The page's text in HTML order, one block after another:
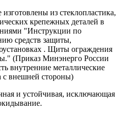
из стеклопластика,
крепежных деталей в
"Инструкции по
средств защиты,
. Щиты ограждения
(Приказ Минэнерго России
внутренние металлические
с внешней стороны)
и устойчивая, исключающая